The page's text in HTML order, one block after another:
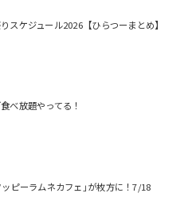
スケジュール2026【ひらつーまとめ】
べ放題やってる！
ピーラムネカフェ｣が枚方に！7/18